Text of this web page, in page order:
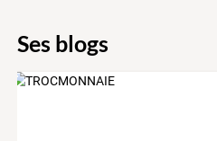
Ses blogs